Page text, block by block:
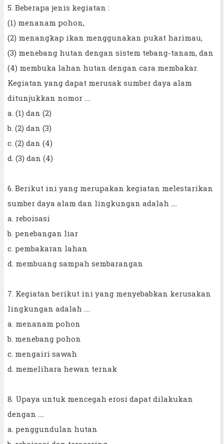
5. Beberapa jenis kegiatan :
(1) menanam pohon,
(2) menangkap ikan menggunakan pukat harimau,
(3) menebang hutan dengan sistem tebang-tanam, dan
(4) membuka lahan hutan dengan cara membakar.
Kegiatan yang dapat merusak sumber daya alam
ditunjukkan nomor ....
a. (1) dan (2)
b. (2) dan (3)
c. (2) dan (4)
d. (3) dan (4)
6. Berikut ini yang merupakan kegiatan melestarikan
sumber daya alam dan lingkungan adalah ....
a. reboisasi
b. penebangan liar
c. pembakaran lahan
d. membuang sampah sembarangan
7. Kegiatan berikut ini yang menyebabkan kerusakan
lingkungan adalah ....
a. menanam pohon
b. menebang pohon
c. mengairi sawah
d. memelihara hewan ternak
8. Upaya untuk mencegah erosi dapat dilakukan
dengan ....
a. penggundulan hutan